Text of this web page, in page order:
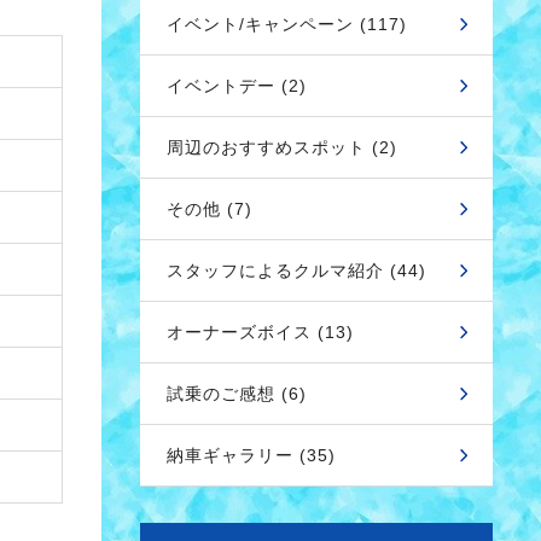
イベント/キャンペーン (117)
イベントデー (2)
周辺のおすすめスポット (2)
その他 (7)
スタッフによるクルマ紹介 (44)
オーナーズボイス (13)
試乗のご感想 (6)
納車ギャラリー (35)